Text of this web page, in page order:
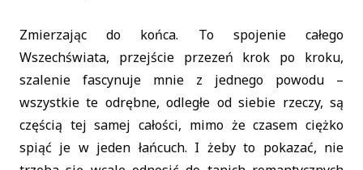
Zmierzając do końca. To spojenie całego
Wszechświata, przejście przezeń krok po kroku,
szalenie fascynuje mnie z jednego powodu –
wszystkie te odrębne, odległe od siebie rzeczy, są
częścią tej samej całości, mimo że czasem ciężko
spiąć je w jeden łańcuch. I żeby to pokazać, nie